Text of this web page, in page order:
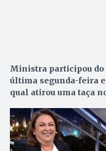
Ministra participou do
última segunda-feira
qual atirou uma taça